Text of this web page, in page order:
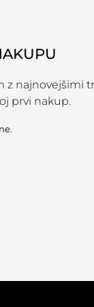
z najnovejšimi
prvi nakup.